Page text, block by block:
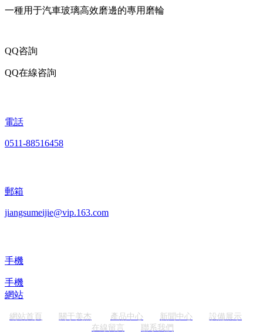
一種用于汽車玻璃高效磨邊的專用磨輪
QQ咨詢
QQ在線咨詢
電話
0511-88516458
郵箱
jiangsumeijie@vip.163.com
手機
手機
網站
網站首頁 關于美杰 產品中心 新聞中心
設備展示
在線留言
聯系我們